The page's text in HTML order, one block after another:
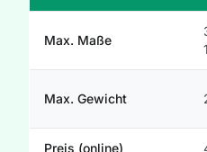
Max. Maße
Max. Gewicht
Preis (online)